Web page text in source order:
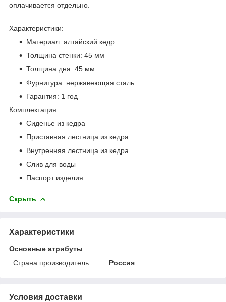
оплачивается отдельно.
Характеристики:
Материал: алтайский кедр
Толщина стенки: 45 мм
Толщина дна: 45 мм
Фурнитура: нержавеющая сталь
Гарантия: 1 год
Комплектация:
Сиденье из кедра
Приставная лестница из кедра
Внутренняя лестница из кедра
Слив для воды
Паспорт изделия
Скрыть
Характеристики
Основные атрибуты
Страна производитель
Россия
Условия доставки